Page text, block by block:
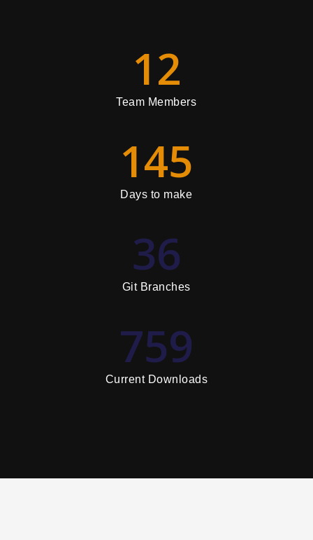
12
Team Members
145
Days to make
36
Git Branches
759
Current Downloads